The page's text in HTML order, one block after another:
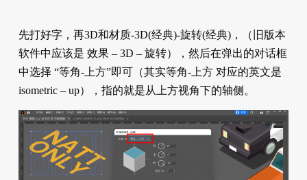
先打好字，再3D和材质-3D(经典)-旋转(经典)，（旧版本
软件中应该是 效果 – 3D – 旋转），然后在弹出的对话框
中选择 “等角-上方”即可（其实等角-上方 对应的英文是
isometric – up），指的就是从上方视角下的轴侧。